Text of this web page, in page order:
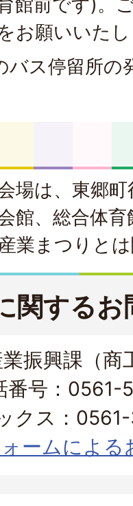
お願いいた
バス停留所の
場は、東郷
館、総合体
業まつりと
関する
業振興課（商
番号：0561-
クス：
ームによる